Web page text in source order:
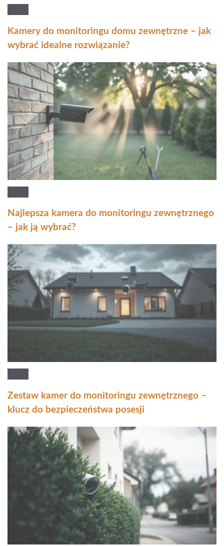
Kamery do monitoringu domu zewnętrzne – jak
wybrać idealne rozwiązanie?
Najlepsza kamera do monitoringu zewnętrznego
– jak ją wybrać?
Zestaw kamer do monitoringu zewnętrznego –
klucz do bezpieczeństwa posesji